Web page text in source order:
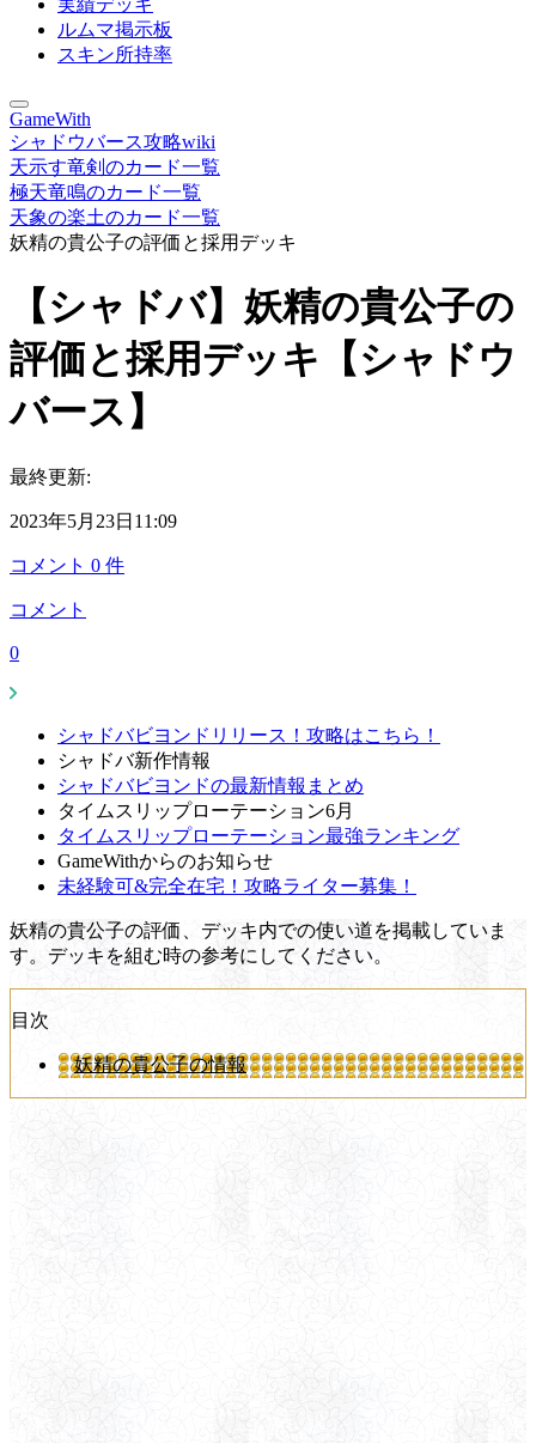
実績デッキ
ルムマ掲示板
スキン所持率
GameWith
シャドウバース攻略wiki
天示す竜剣のカード一覧
極天竜鳴のカード一覧
天象の楽土のカード一覧
妖精の貴公子の評価と採用デッキ
【シャドバ】妖精の貴公子の
評価と採用デッキ【シャドウ
バース】
最終更新:
2023年5月23日11:09
コメント 0 件
コメント
0
シャドバビヨンドリリース！攻略はこちら！
シャドバ新作情報
シャドバビヨンドの最新情報まとめ
タイムスリップローテーション6月
タイムスリップローテーション最強ランキング
GameWithからのお知らせ
未経験可&完全在宅！攻略ライター募集！
妖精の貴公子の評価、デッキ内での使い道を掲載していま
す。デッキを組む時の参考にしてください。
目次
妖精の貴公子の情報